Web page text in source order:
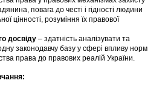
повага до честі і гідності людини
цінності, розуміння їх правової
досвіду – здатність аналізувати та
законодавчу базу у сфері впливу норм
права до правових реалій України.